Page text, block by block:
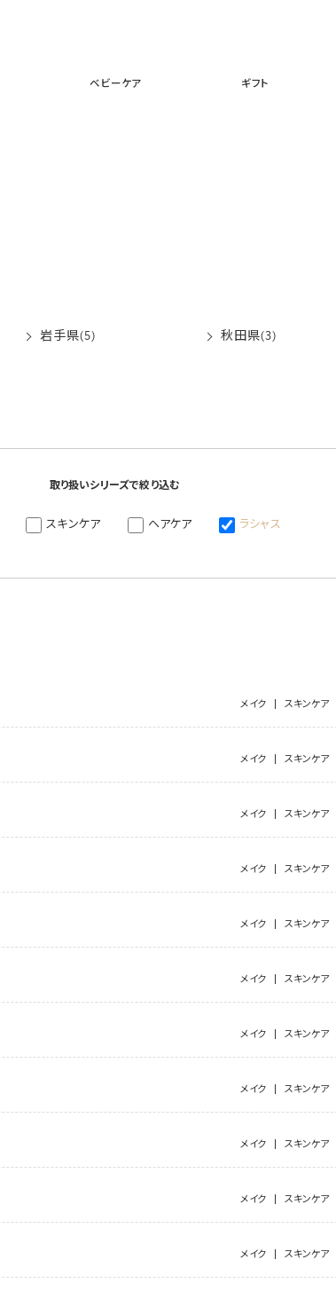
ベビーケア ギフト
岩手県(5) 秋田県(3)
取り扱いシリーズで絞り込む
スキンケア ヘアケア ラシャス
メイク スキンケア
メイク スキンケア
メイク スキンケア
メイク スキンケア
メイク スキンケア
メイク スキンケア
メイク スキンケア
メイク スキンケア
メイク スキンケア
メイク スキンケア
メイク スキンケア